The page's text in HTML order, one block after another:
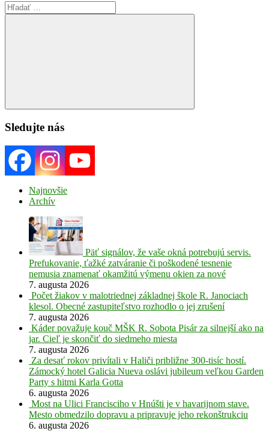
Search
for:
Search
Sledujte nás
Najnovšie
Archív
Päť signálov, že vaše okná potrebujú servis.
Prefukovanie, ťažké zatváranie či poškodené tesnenie
nemusia znamenať okamžitú výmenu okien za nové
7. augusta 2026
Počet žiakov v malotriednej základnej škole R. Janociach
klesol. Obecné zastupiteľstvo rozhodlo o jej zrušení
7. augusta 2026
Káder považuje kouč MŠK R. Sobota Pisár za silnejší ako na
jar. Cieľ je skončiť do siedmeho miesta
7. augusta 2026
Za desať rokov privítali v Haliči približne 300-tisíc hostí.
Zámocký hotel Galicia Nueva oslávi jubileum veľkou Garden
Party s hitmi Karla Gotta
6. augusta 2026
Most na Ulici Francisciho v Hnúšti je v havarijnom stave.
Mesto obmedzilo dopravu a pripravuje jeho rekonštrukciu
6. augusta 2026